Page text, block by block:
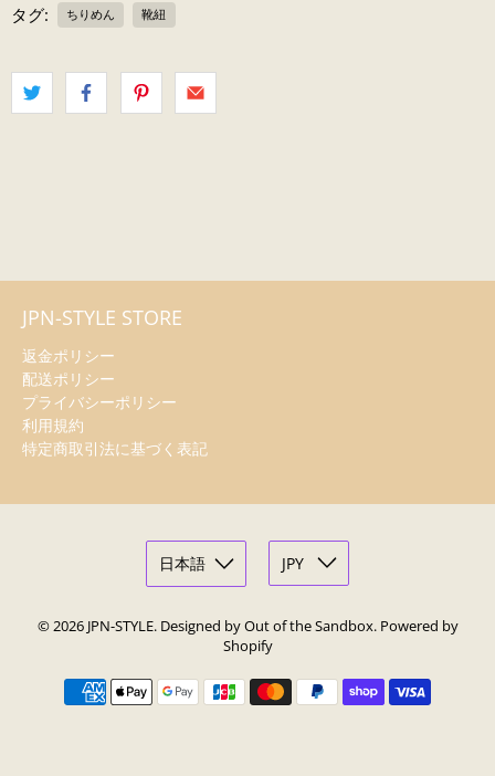
タグ: ちりめん 靴紐
JPN-STYLE STORE
返金ポリシー
配送ポリシー
プライバシーポリシー
利用規約
特定商取引法に基づく表記
© 2026 JPN-STYLE. Designed by Out of the Sandbox. Powered by
Shopify